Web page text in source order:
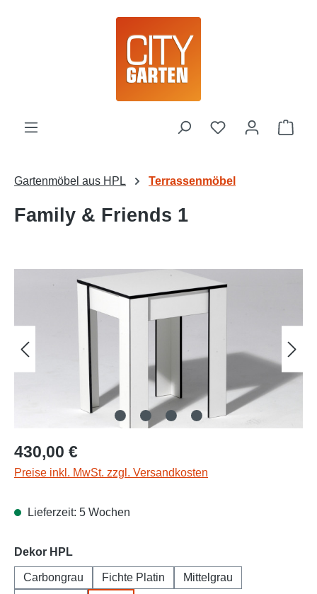
Zum Hauptinhalt springen
Gartenmöbel aus HPL Terrassenmöbel
Family & Friends 1
Bildergalerie überspringen
Regulärer Preis:
430,00 €
Preise inkl. MwSt. zzgl. Versandkosten
Lieferzeit: 5 Wochen
Dekor HPL
Carbongrau Fichte Platin
Mittelgrau